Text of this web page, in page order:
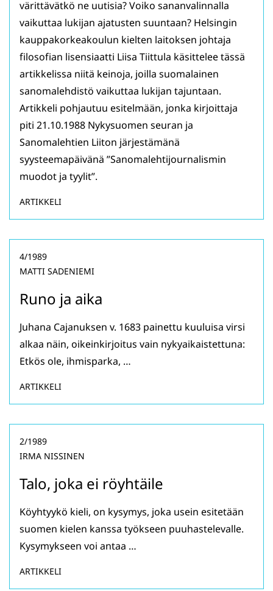
värittävätkö ne uutisia? Voiko sananvalinnalla
vaikuttaa lukijan ajatusten suuntaan? Helsingin
kauppakorkeakoulun kielten laitoksen johtaja
filosofian lisensiaatti Liisa Tiittula käsittelee tässä
artikkelissa niitä keinoja, joilla suomalainen
sanomalehdistö vaikuttaa lukijan tajuntaan.
Artikkeli pohjautuu esitelmään, jonka kirjoittaja
piti 21.10.1988 Nykysuomen seuran ja
Sanomalehtien Liiton järjestämänä
syysteemapäivänä ”Sanomalehtijournalismin
muodot ja tyylit”.
ARTIKKELI
Runo ja aika
4/1989
MATTI SADENIEMI
Juhana Cajanuksen v. 1683 painettu kuuluisa virsi
alkaa näin, oikeinkirjoitus vain nykyaikaistettuna:
Etkös ole, ihmisparka, …
ARTIKKELI
Talo, joka ei röyhtäile
2/1989
IRMA NISSINEN
Köyhtyykö kieli, on kysymys, joka usein esitetään
suomen kielen kanssa työkseen puuhastelevalle.
Kysymykseen voi antaa …
ARTIKKELI